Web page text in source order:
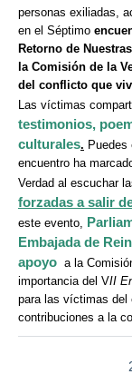
personas exiliadas,
en el Séptimo
Retorno de
la Comisión de la
del conflicto que
Las víctimas
testimonios,
culturales. Puedes
encuentro ha
Verdad al escuchar
forzadas a salir
este evento,
Embajada de
apoyo a la
importancia del VII
para las víctimas del
contribuciones a la